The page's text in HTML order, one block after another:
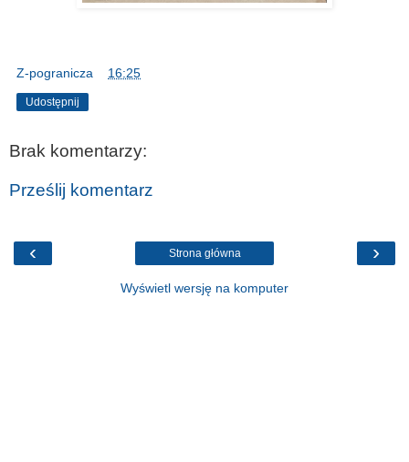
Z-pogranicza 16:25
Udostępnij
Brak komentarzy:
Prześlij komentarz
‹ ›
Strona główna
Wyświetl wersję na komputer